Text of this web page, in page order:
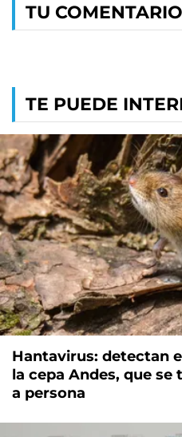
TU COMENTARIO
TE PUEDE
Hantavirus: detectan
la cepa Andes, que
a persona